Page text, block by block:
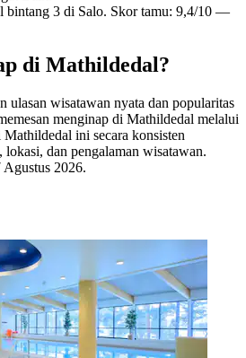
3 di Salo. Skor tamu: 9,4/10 —
di Mathildedal?
ulasan wisatawan nyata dan popularitas
menginap di Mathildedal melalui
ini secara konsisten
lokasi, dan pengalaman wisatawan.
Agustus 2026.